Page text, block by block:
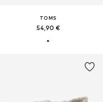
TOMS
54,90 €